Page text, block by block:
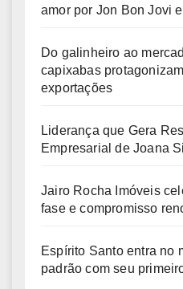
amor por Jon Bon Jovi
Do galinheiro ao
capixabas
exportações
Liderança que Gera
Empresarial de Joana
Jairo Rocha Imóveis
fase e compromisso
Espírito Santo entra no
padrão com seu